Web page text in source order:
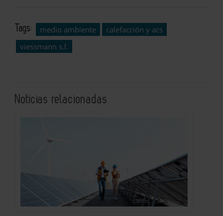
Tags: medio ambiente
calefacción y acs
viessmann s.l.
Noticias relacionadas